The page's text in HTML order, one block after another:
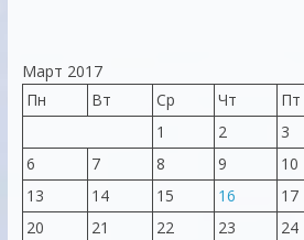
Март 2017
Пн
Вт Ср Чт Пт
1
2 3
6
7 8 9 10
13
14 15 16 17
20
21 22 23 24